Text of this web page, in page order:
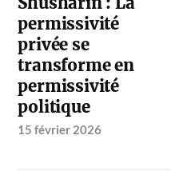
permissivité
privée se
transforme en
permissivité
politique
15 février 2026